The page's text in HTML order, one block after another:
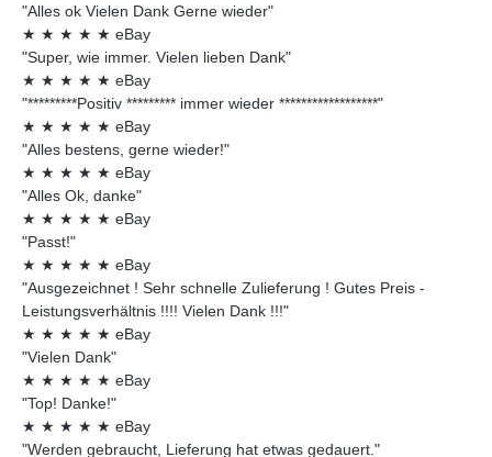
"Alles ok Vielen Dank Gerne wieder"
★ ★ ★ ★ ★ eBay
"Super, wie immer. Vielen lieben Dank"
★ ★ ★ ★ ★ eBay
"*********Positiv ********* immer wieder ******************"
★ ★ ★ ★ ★ eBay
"Alles bestens, gerne wieder!"
★ ★ ★ ★ ★ eBay
"Alles Ok, danke"
★ ★ ★ ★ ★ eBay
"Passt!"
★ ★ ★ ★ ★ eBay
"Ausgezeichnet ! Sehr schnelle Zulieferung ! Gutes Preis -
Leistungsverhältnis !!!! Vielen Dank !!!"
★ ★ ★ ★ ★ eBay
"Vielen Dank"
★ ★ ★ ★ ★ eBay
"Top! Danke!"
★ ★ ★ ★ ★ eBay
"Werden gebraucht, Lieferung hat etwas gedauert."